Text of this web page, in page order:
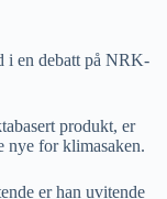
i en debatt på NRK-
produkt, er
nye for klimasaken.
er han uvitende